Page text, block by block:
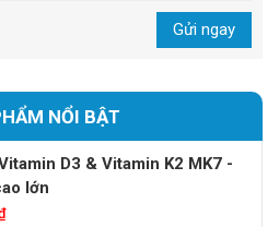
Gửi ngay
NỔI BẬT
D3 & Vitamin K2 MK7 -
lớn